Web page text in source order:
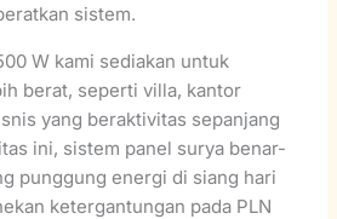
sistem.
W kami sediakan untuk
berat, seperti villa, kantor
yang beraktivitas sepanjang
ini, sistem panel surya benar-
punggung energi di siang hari
ketergantungan pada PLN